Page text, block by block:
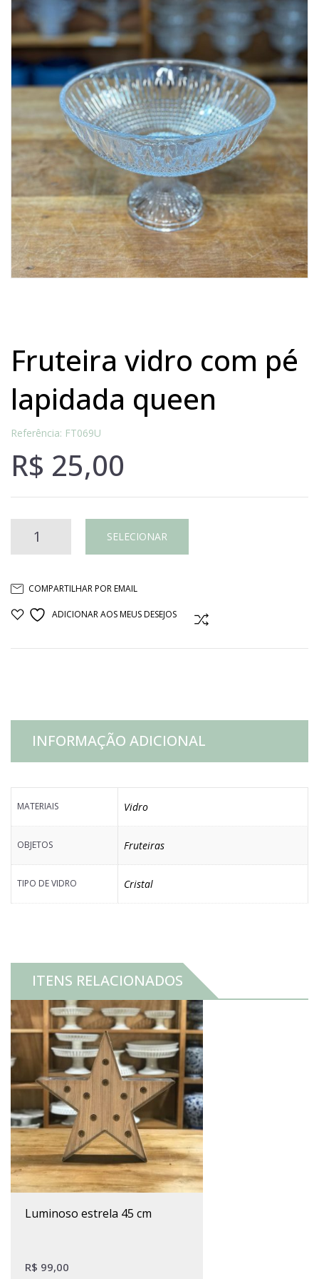
Lost Password
Cadastrar Conta
fruteira vidro com pé
lapidada queen
Referência: FT069U
R$ 25,00
FRUTEIRA
COM
quantidade
SELECIONAR
COMPARTILHAR POR EMAIL
ADICIONAR AOS MEUS DESEJOS
INFORMAÇÃO ADICIONAL
MATERIAIS Vidro
OBJETOS Fruteiras
TIPO DE VIDRO Cristal
ITENS RELACIONADOS
luminoso estrela 45 cm
R$ 99,00